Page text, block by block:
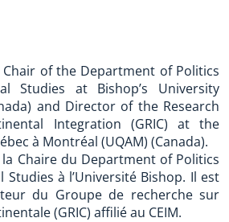
of the Department of Politics
Studies at Bishop’s University
and Director of the Research
Integration (GRIC) at the
à Montréal (UQAM) (Canada).
Chaire du Department of Politics
à l’Université Bishop. Il est
du Groupe de recherche sur
(GRIC) affilié au CEIM.